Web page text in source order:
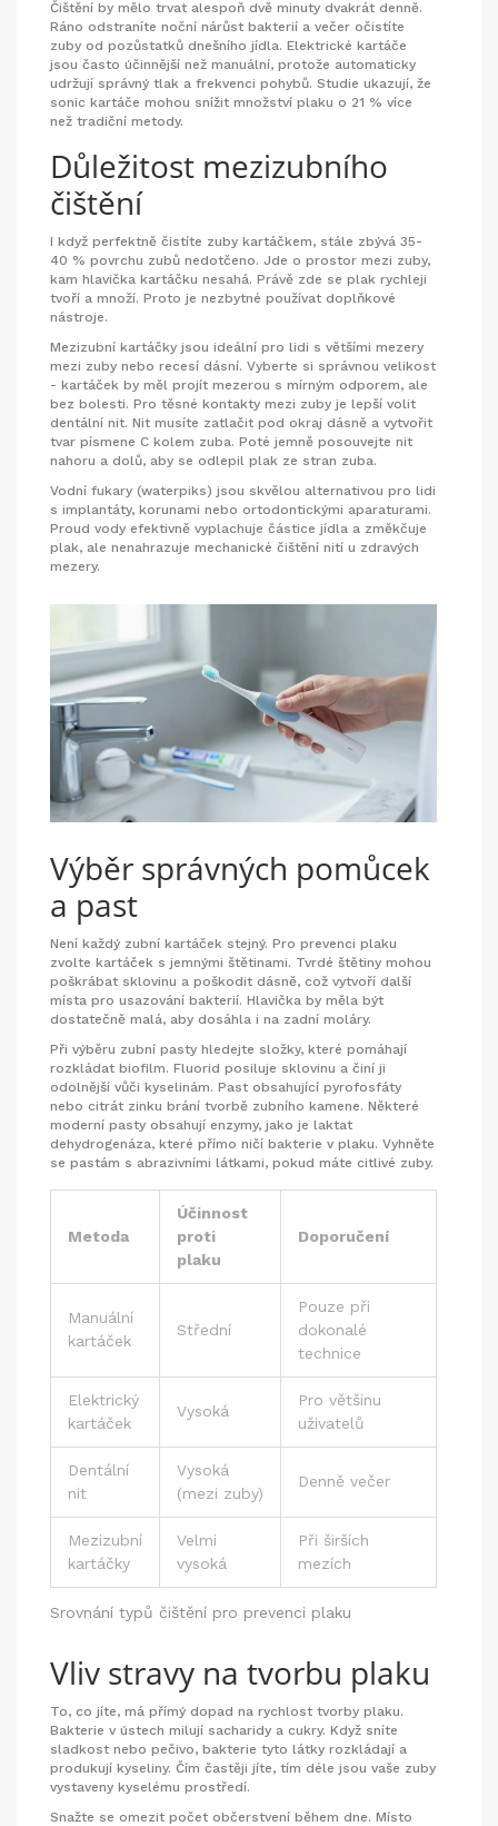
Čištění by mělo trvat alespoň dvě minuty dvakrát denně.
Ráno odstraníte noční nárůst bakterií a večer očistíte
zuby od pozůstatků dnešního jídla. Elektrické kartáče
jsou často účinnější než manuální, protože automaticky
udržují správný tlak a frekvenci pohybů. Studie ukazují, že
sonic kartáče mohou snížit množství plaku o 21 % více
než tradiční metody.
Důležitost mezizubního
čištění
I když perfektně čistíte zuby kartáčkem, stále zbývá 35-
40 % povrchu zubů nedotčeno. Jde o prostor mezi zuby,
kam hlavička kartáčku nesahá. Právě zde se plak rychleji
tvoří a množí. Proto je nezbytné používat doplňkové
nástroje.
Mezizubní kartáčky jsou ideální pro lidi s většími mezery
mezi zuby nebo recesí dásní. Vyberte si správnou velikost
- kartáček by měl projít mezerou s mírným odporem, ale
bez bolesti. Pro těsné kontakty mezi zuby je lepší volit
dentální nit. Nit musíte zatlačit pod okraj dásně a vytvořit
tvar písmene C kolem zuba. Poté jemně posouvejte nit
nahoru a dolů, aby se odlepil plak ze stran zuba.
Vodní fukary (waterpiks) jsou skvělou alternativou pro lidi
s implantáty, korunami nebo ortodontickými aparaturami.
Proud vody efektivně vyplachuje částice jídla a změkčuje
plak, ale nenahrazuje mechanické čištění nití u zdravých
mezery.
Výběr správných pomůcek
a past
Není každý zubní kartáček stejný. Pro prevenci plaku
zvolte kartáček s jemnými štětinami. Tvrdé štětiny mohou
poškrábat sklovinu a poškodit dásně, což vytvoří další
místa pro usazování bakterií. Hlavička by měla být
dostatečně malá, aby dosáhla i na zadní moláry.
Při výběru zubní pasty hledejte složky, které pomáhají
rozkládat biofilm. Fluorid posiluje sklovinu a činí ji
odolnější vůči kyselinám. Past obsahující pyrofosfáty
nebo citrát zinku brání tvorbě zubního kamene. Některé
moderní pasty obsahují enzymy, jako je laktat
dehydrogenáza, které přímo ničí bakterie v plaku. Vyhněte
se pastám s abrazivními látkami, pokud máte citlivé zuby.
Srovnání typů čištění pro prevenci plaku
Metoda
Účinnost
proti
plaku
Doporučení
Manuální
kartáček
Střední
Pouze při
dokonalé
technice
Elektrický
kartáček
Vysoká
Pro většinu
uživatelů
Dentální
nit
Vysoká
(mezi zuby)
Denně večer
Mezizubní
kartáčky
Velmi
vysoká
Při širších
mezích
Vliv stravy na tvorbu plaku
To, co jíte, má přímý dopad na rychlost tvorby plaku.
Bakterie v ústech milují sacharidy a cukry. Když sníte
sladkost nebo pečivo, bakterie tyto látky rozkládají a
produkují kyseliny. Čím častěji jíte, tím déle jsou vaše zuby
vystaveny kyselému prostředí.
Snažte se omezit počet občerstvení během dne. Místo